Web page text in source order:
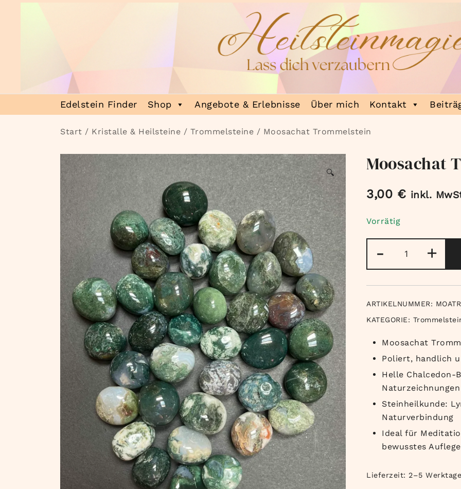
Heilsteinmagie
Lass dich verzaubern
Edelstein Finder Shop Angebote & Erlebnisse Über mich Kontakt
Start / Kristalle & Heilsteine / Trommelsteine / Moosachat Trommelstein
🔍 Moosachat
3,00 € inkl.
Vorrätig
-
Menge
+
ARTIKELNUMMER: MOATR
KATEGORIE:
Moosachat
Poliert, handlich
Helle Chalcedon-
Naturzeichnungen
Steinheilkunde:
Naturverbindung
Ideal für
bewusstes
Lieferzeit: 2–5 Werktage